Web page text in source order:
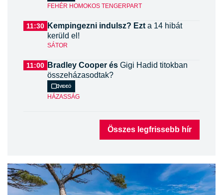
FEHÉR HOMOKOS TENGERPART
11:30 Kempingezni indulsz? Ezt a 14 hibát
kerüld el!
SÁTOR
11:00 Bradley Cooper és Gigi Hadid titokban
összeházasodtak?
Videó
HÁZASSÁG
Összes legfrissebb hír